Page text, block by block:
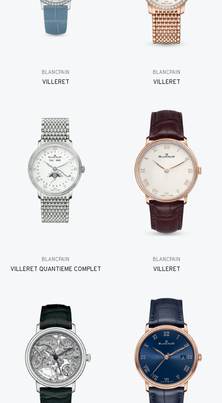
BLANCPAIN
VILLERET
BLANCPAIN
VILLERET
BLANCPAIN
VILLERET QUANTIÈME COMPLET
BLANCPAIN
VILLERET